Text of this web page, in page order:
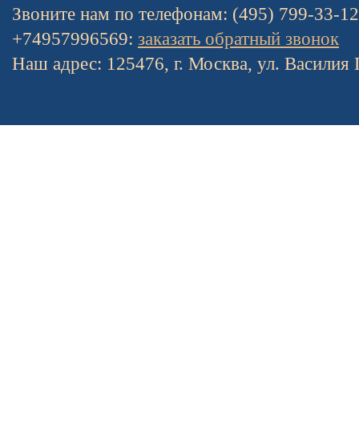
Звоните нам по телефонам: (495) 799-33-
+74957996569: заказать обратный звонок
Наш адрес: 125476, г. Москва, ул. Василия